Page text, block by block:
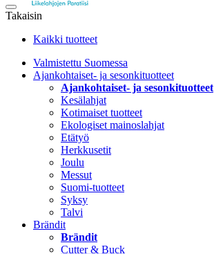
Takaisin
Kaikki tuotteet
Valmistettu Suomessa
Ajankohtaiset- ja sesonkituotteet
Ajankohtaiset- ja sesonkituotteet
Kesälahjat
Kotimaiset tuotteet
Ekologiset mainoslahjat
Etätyö
Herkkusetit
Joulu
Messut
Suomi-tuotteet
Syksy
Talvi
Brändit
Brändit
Cutter & Buck